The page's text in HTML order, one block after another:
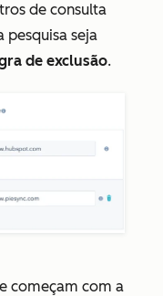
de consulta
pesquisa seja
de exclusão.
começam com a